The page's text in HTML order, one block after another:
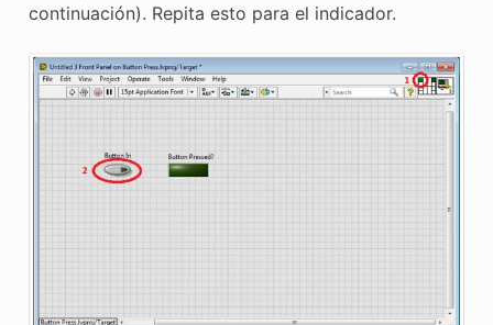
continuación). Repita esto para el indicador.